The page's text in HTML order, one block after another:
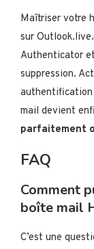
Maîtriser votre
sur
Authenticator
suppression.
authentification
mail devient
parfaitement
FAQ
Comment
boîte mail
C’est une